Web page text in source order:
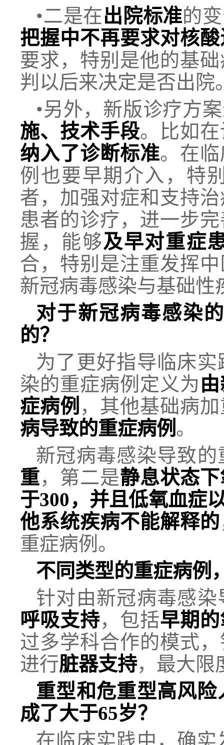
•二是在出院标准的
把握中不再要求对核
要求，特别是他的基
判以后来决定是否出院
•另外，新版诊疗方
施、技术手段。比如
纳入了诊断标准。在
例也要早期介入，特
者，加强对症和支持
患者的诊疗，进一步
握，能够及早对重症
合，特别是注重发挥
新冠病毒感染与基础性
对于新冠病毒感染
的？
为了更好指导临床
染的重症病例定义为
症病例 ，其他基础病
病导致的重症病例。
新冠病毒感染导致
重，第二是静息状态
于300，并且低氧血症
他系统疾病不能解释的
重症病例。
不同类型的重症病例
针对由新冠病毒感
呼吸支持，包括早期
过多学科合作的模式
进行脏器支持，最大限
重型和危重型高风
成了大于65岁？
在临床实践中，确实